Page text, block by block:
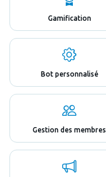
Gamification
Bot personnalisé
Gestion des membres